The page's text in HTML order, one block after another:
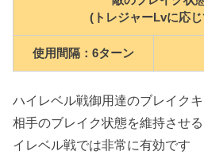
(トレジャーLvに応
使用間隔：6ターン
ハイレベル戦御用達のブレイク
相手のブレイク状態を維持させ
イレベル戦では非常に有効です